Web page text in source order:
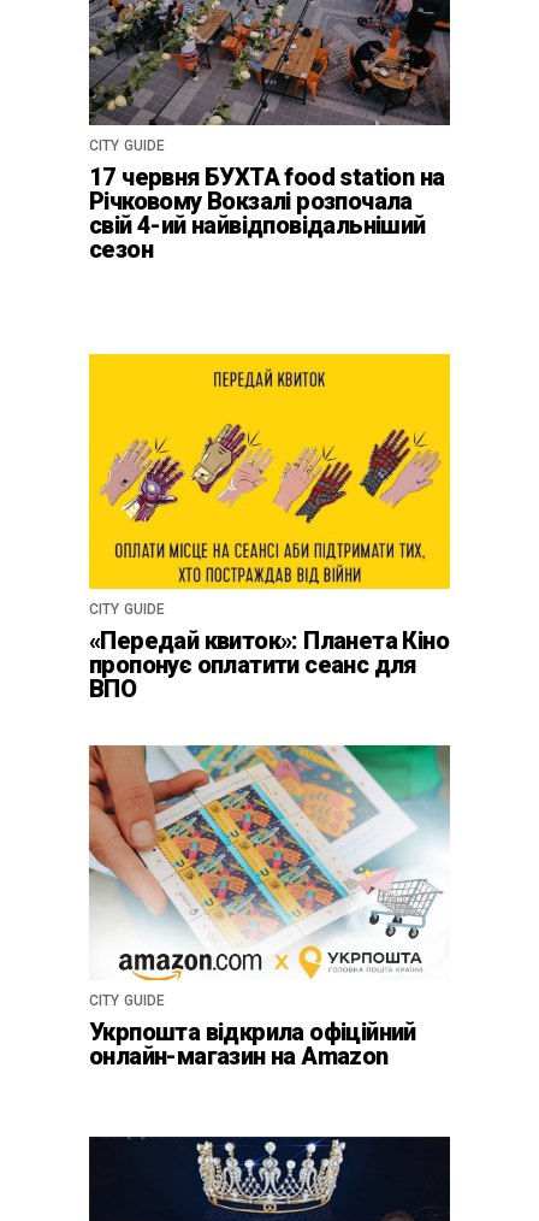
CITY GUIDE
17 червня БУХТА food station на
Річковому Вокзалі розпочала
свій 4-ий найвідповідальніший
сезон
CITY GUIDE
«Передай квиток»: Планета Кіно
пропонує оплатити сеанс для
ВПО
CITY GUIDE
Укрпошта відкрила офіційний
онлайн-магазин на Amazon